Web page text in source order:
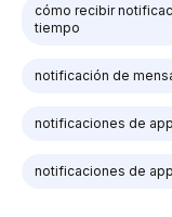
cómo recibir
tiempo
notificación de
notificaciones de
notificaciones de